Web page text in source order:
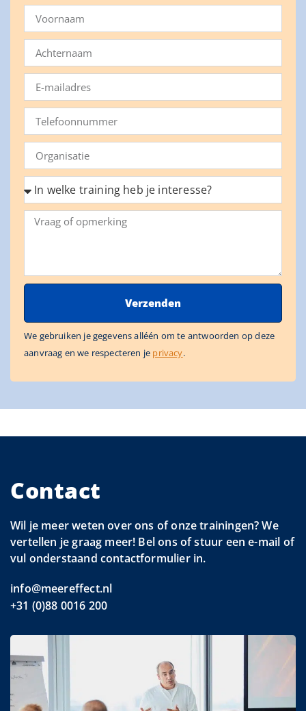
Verzenden
We gebruiken je gegevens alléén om te antwoorden op deze
aanvraag en we respecteren je privacy.
Contact
Wil je meer weten over ons of onze trainingen? We
vertellen je graag meer! Bel ons of stuur een e-mail of
vul onderstaand contactformulier in.
info@meereffect.nl
+31 (0)88 0016 200